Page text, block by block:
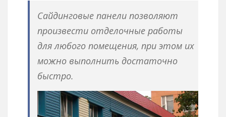
Сайдинговые панели позволяют
произвести отделочные работы
для любого помещения, при этом их
можно выполнить достаточно
быстро.